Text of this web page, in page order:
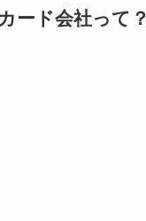
ード会社って？